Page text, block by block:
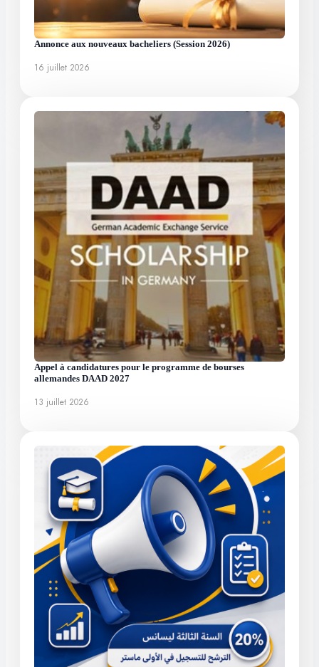
Annonce aux nouveaux bacheliers (Session 2026)
16 juillet 2026
Appel à candidatures pour le programme de bourses
allemandes DAAD 2027
13 juillet 2026